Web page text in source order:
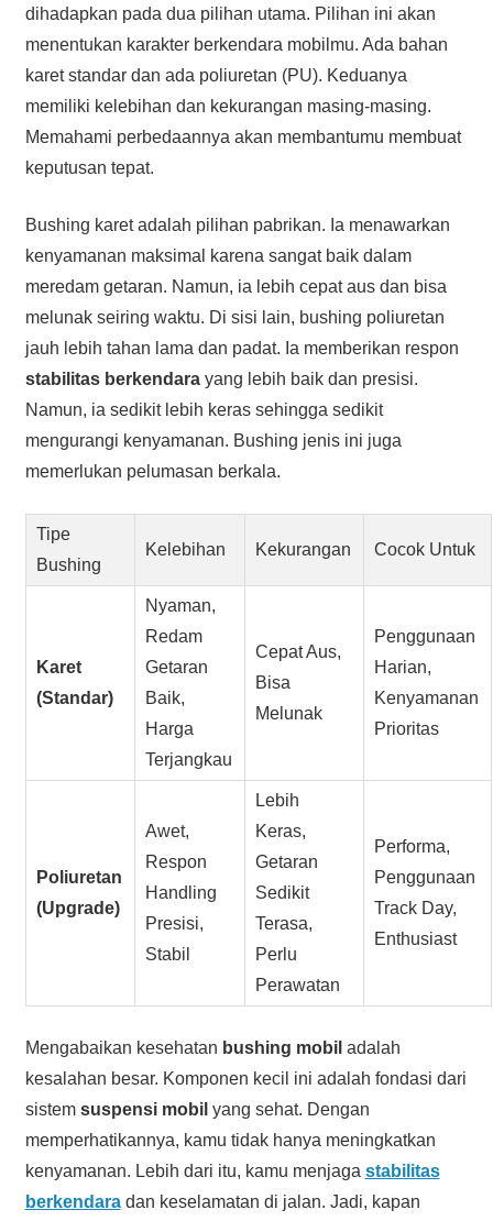
dihadapkan pada dua pilihan utama. Pilihan ini akan
menentukan karakter berkendara mobilmu. Ada bahan
karet standar dan ada poliuretan (PU). Keduanya
memiliki kelebihan dan kekurangan masing-masing.
Memahami perbedaannya akan membantumu membuat
keputusan tepat.
Bushing karet adalah pilihan pabrikan. Ia menawarkan
kenyamanan maksimal karena sangat baik dalam
meredam getaran. Namun, ia lebih cepat aus dan bisa
melunak seiring waktu. Di sisi lain, bushing poliuretan
jauh lebih tahan lama dan padat. Ia memberikan respon
stabilitas berkendarayang lebih baik dan presisi.
Namun, ia sedikit lebih keras sehingga sedikit
mengurangi kenyamanan. Bushing jenis ini juga
memerlukan pelumasan berkala.
Tipe
Bushing
Kelebihan Kekurangan Cocok Untuk
Karet
(Standar)
Nyaman,
Redam
Getaran
Baik,
Harga
Terjangkau
Cepat Aus,
Bisa
Melunak
Penggunaan
Harian,
Kenyamanan
Prioritas
Poliuretan
(Upgrade)
Awet,
Respon
Handling
Presisi,
Stabil
Lebih
Keras,
Getaran
Sedikit
Terasa,
Perlu
Perawatan
Performa,
Penggunaan
Track Day,
Enthusiast
Mengabaikan kesehatan bushing mobil adalah
kesalahan besar. Komponen kecil ini adalah fondasi dari
sistem suspensi mobil yang sehat. Dengan
memperhatikannya, kamu tidak hanya meningkatkan
kenyamanan. Lebih dari itu, kamu menjaga stabilitas
berkendaradan keselamatan di jalan. Jadi, kapan